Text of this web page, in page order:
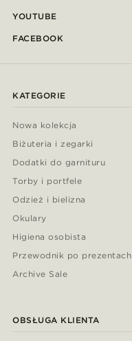
YOUTUBE
FACEBOOK
KATEGORIE
Nowa kolekcja
Biżuteria i zegarki
Dodatki do garnituru
Torby i portfele
Odzież i bielizna
Okulary
Higiena osobista
Przewodnik po prezentach
Archive Sale
OBSŁUGA KLIENTA